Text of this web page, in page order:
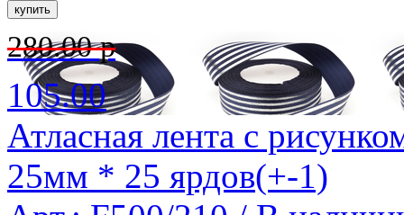
280.00 р
105.00
Атласная лента с
25мм * 25 ярдов(+-1)